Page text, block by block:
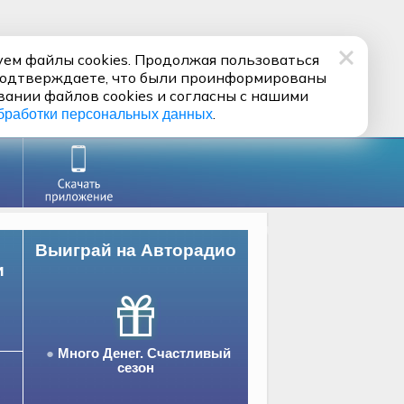
Выиграй на Авторадио
Много Денег. Счастливый
сезон
файлы cookies. Продолжая пользоваться
что были проинформированы
файлов cookies и согласны с нашими
персональных данных.